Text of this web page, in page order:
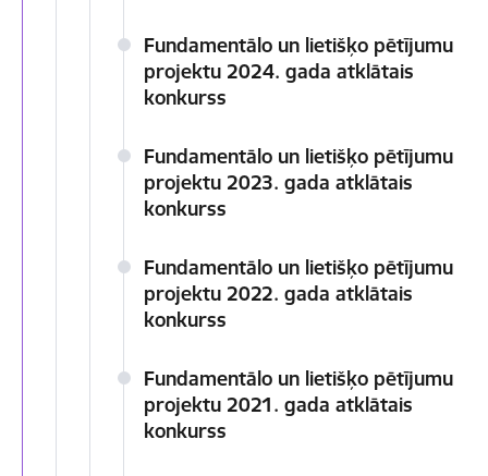
Fundamentālo un lietišķo pētījumu
projektu 2024. gada atklātais
konkurss
Fundamentālo un lietišķo pētījumu
projektu 2023. gada atklātais
konkurss
Fundamentālo un lietišķo pētījumu
projektu 2022. gada atklātais
konkurss
Fundamentālo un lietišķo pētījumu
projektu 2021. gada atklātais
konkurss